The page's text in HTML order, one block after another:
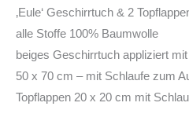
‚Eule‘ Geschirrtuch & 2
alle Stoffe 100% Baumwolle
beiges Geschirrtuch appliziert
50 x 70 cm – mit Schlaufe zum
Topflappen 20 x 20 cm mit